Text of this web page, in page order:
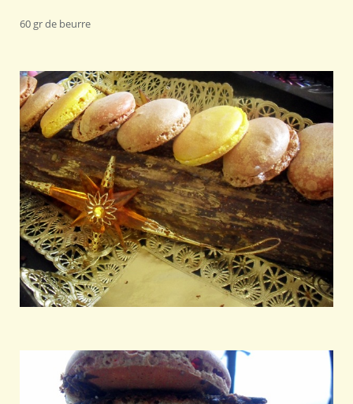
60 gr de beurre